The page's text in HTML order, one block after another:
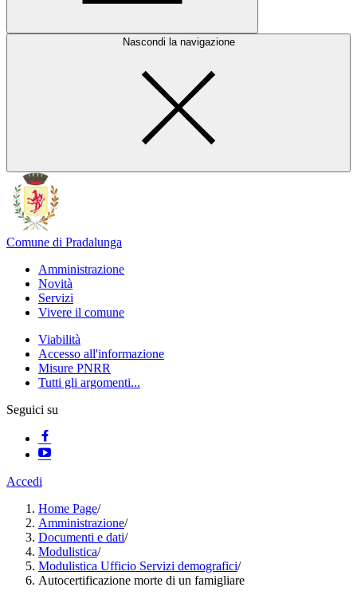
Nascondi la navigazione
Comune di Pradalunga
Amministrazione
Novità
Servizi
Vivere il comune
Viabilità
Accesso all'informazione
Misure PNRR
Tutti gli argomenti...
Seguici su
Accedi
Home Page/
Amministrazione/
Documenti e dati/
Modulistica/
Modulistica Ufficio Servizi demografici/
Autocertificazione morte di un famigliare